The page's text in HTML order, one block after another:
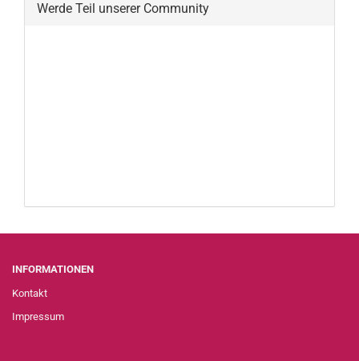
Werde Teil unserer Community
INFORMATIONEN
Kontakt
Impressum